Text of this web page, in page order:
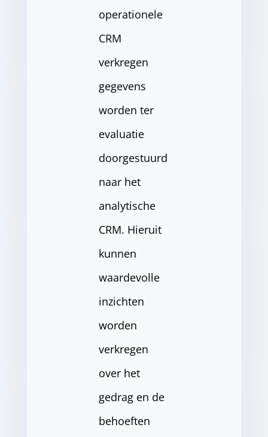
operationele
CRM
verkregen
gegevens
worden ter
evaluatie
doorgestuurd
naar het
analytische
CRM. Hieruit
kunnen
waardevolle
inzichten
worden
verkregen
over het
gedrag en de
behoeften